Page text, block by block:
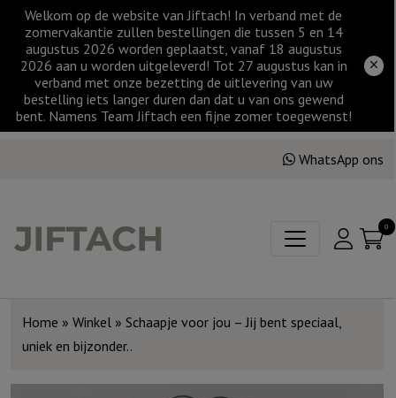
Welkom op de website van Jiftach! In verband met de
zomervakantie zullen bestellingen die tussen 5 en 14
augustus 2026 worden geplaatst, vanaf 18 augustus
2026 aan u worden uitgeleverd! Tot 27 augustus kan in
verband met onze bezetting de uitlevering van uw
bestelling iets langer duren dan dat u van ons gewend
bent. Namens Team Jiftach een fijne zomer toegewenst!
WhatsApp ons
0
Home » Winkel » Schaapje voor jou – Jij bent speciaal,
uniek en bijzonder..